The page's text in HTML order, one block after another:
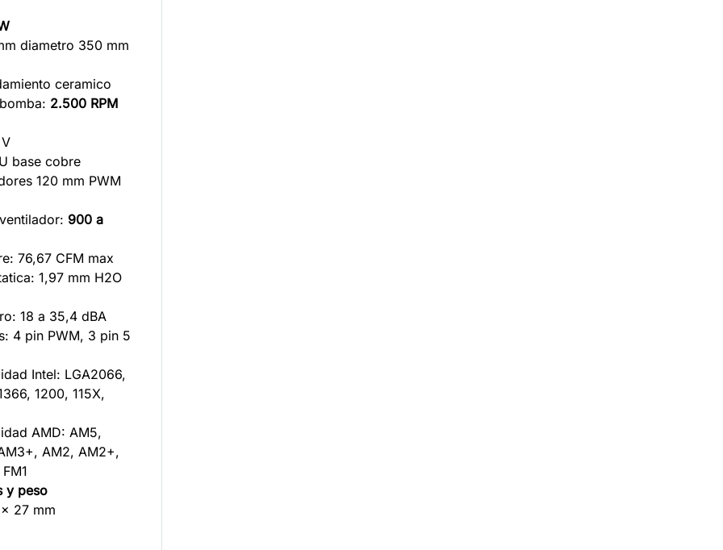
diametro 350 mm
ceramico
2.500 RPM
base cobre
120 mm PWM
900 a
76,67 CFM max
1,97 mm H2O
18 a 35,4 dBA
4 pin PWM, 3 pin 5
Intel: LGA2066,
1200, 115X,
AMD: AM5,
AM2, AM2+,
y peso
27 mm